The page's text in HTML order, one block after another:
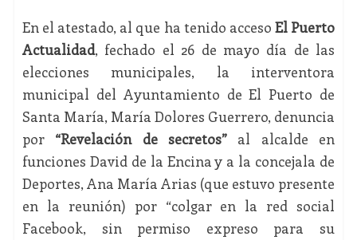
En el atestado, al que ha tenido acceso El Puerto
Actualidad, fechado el 26 de mayo día de las
elecciones municipales, la interventora
municipal del Ayuntamiento de El Puerto de
Santa María, María Dolores Guerrero, denuncia
por “Revelación de secretos” al alcalde en
funciones David de la Encina y a la concejala de
Deportes, Ana María Arias (que estuvo presente
en la reunión) por “colgar en la red social
Facebook, sin permiso expreso para su